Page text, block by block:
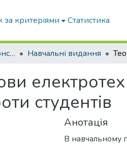
за критеріями Статистика
Навчальні видання. Конспекти лекцій Навчальні видання
студентів
Анотація
В навчальному